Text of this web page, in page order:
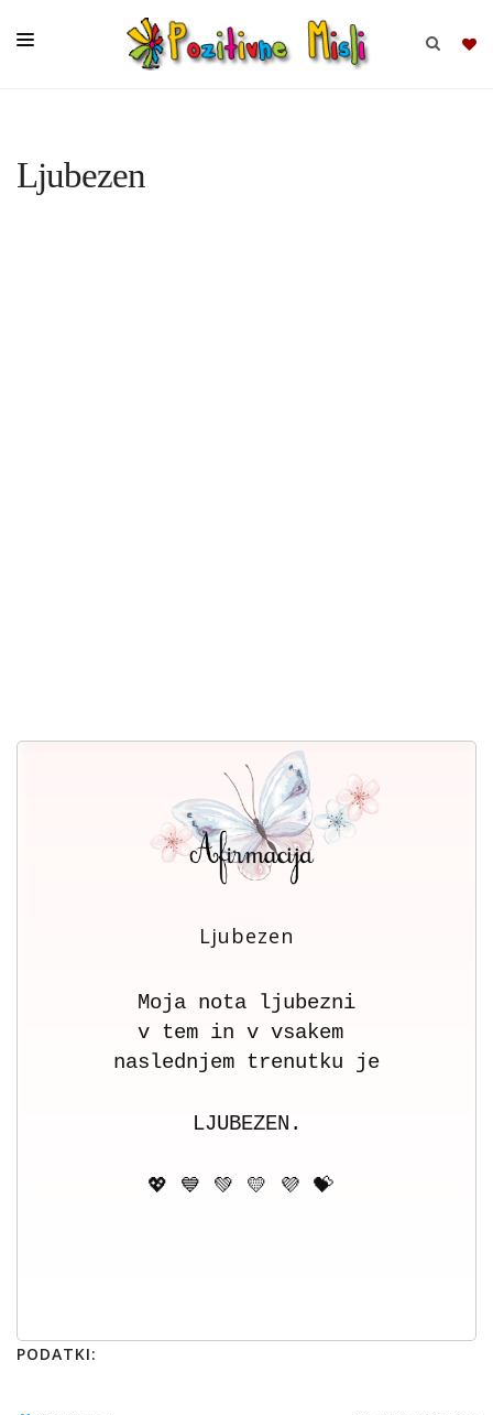
SKUPINE
Ljubezen
Ljubezen
Moja nota ljubezni
v tem in v vsakem
naslednjem trenutku je
LJUBEZEN.
💖 💙 💚 💛 💜 💝
PODATKI: